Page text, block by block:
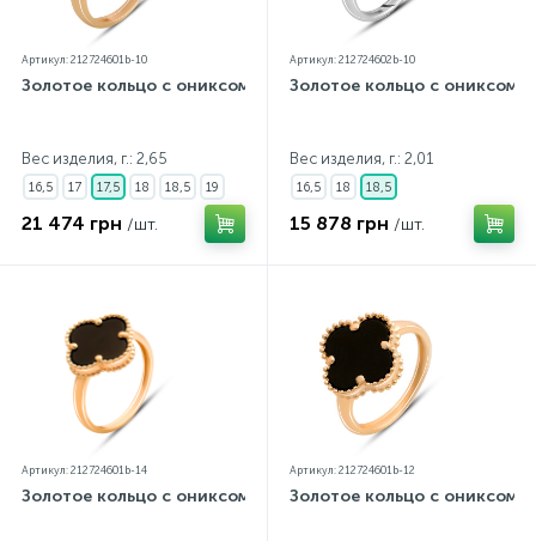
Артикул: 212724601b-10
Золотое кольцо с ониксом
Вес изделия, г.: 2,65
16,5 17 17,5 18 18,5 19
21 474 грн /шт.
Артикул: 212724602b-10
Золотое кольцо с ониксом
Вес изделия, г.: 2,01
16,5 18 18,5
15 878 грн /шт.
Артикул: 212724601b-14
Золотое кольцо с ониксом
Артикул: 212724601b-12
Золотое кольцо с ониксом